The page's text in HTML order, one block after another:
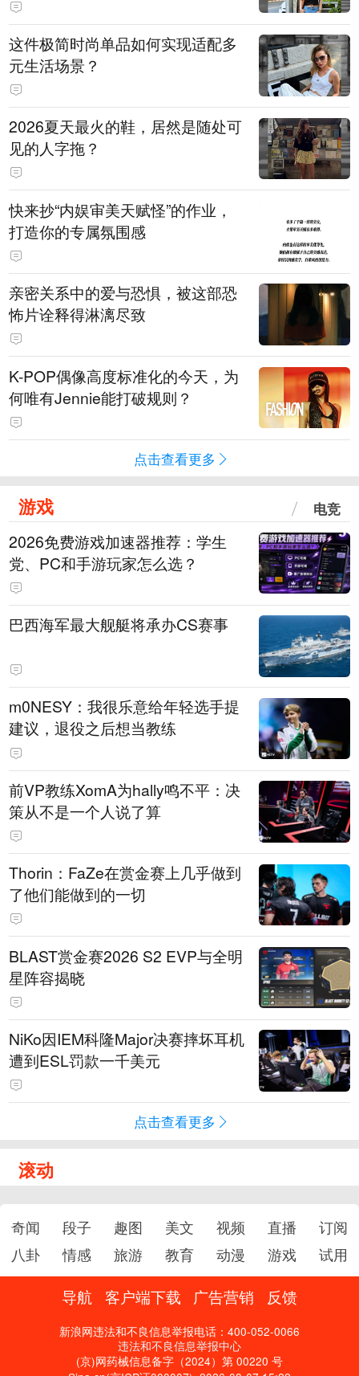
这件极简时尚单品如何实现适配多
元生活场景？
2026夏天最火的鞋，居然是随处可
见的人字拖？
快来抄“内娱审美天赋怪”的作业，
打造你的专属氛围感
亲密关系中的爱与恐惧，被这部恐
怖片诠释得淋漓尽致
K-POP偶像高度标准化的今天，为
何唯有Jennie能打破规则？
点击查看更多
游戏 电竞
2026免费游戏加速器推荐：学生
党、PC和手游玩家怎么选？
巴西海军最大舰艇将承办CS赛事
m0NESY：我很乐意给年轻选手提
建议，退役之后想当教练
前VP教练XomA为hally鸣不平：决
策从不是一个人说了算
Thorin：FaZe在赏金赛上几乎做到
了他们能做到的一切
BLAST赏金赛2026 S2 EVP与全明
星阵容揭晓
NiKo因IEM科隆Major决赛摔坏耳机
遭到ESL罚款一千美元
点击查看更多
滚动
奇闻 段子 趣图 美文 视频 直播
订阅
八卦
情感 旅游 教育 动漫 游戏 试用
导航 客户端下载 广告营销 反馈
新浪网违法和不良信息举报电话：400-052-0066
违法和不良信息举报中心
(京)网药械信息备字（2024）第 00220 号